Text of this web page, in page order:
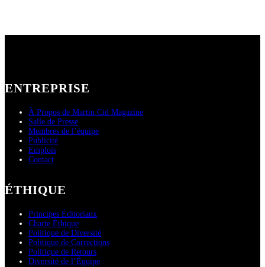
ENTREPRISE
À Propos de Martin Cid Magazine
Salle de Presse
Membres de l’équipe
Publicité
Emplois
Contact
ÉTHIQUE
Principes Éditoriaux
Charte Éthique
Politique de Diversité
Politique de Corrections
Politique de Retours
Diversité de l’Équipe